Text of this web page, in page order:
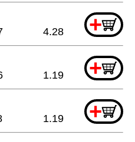
+
4.28
+
1.19
+
1.19